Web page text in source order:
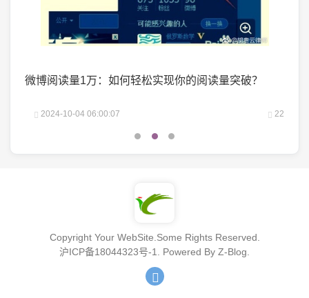
微博阅读量1万：如何轻松实现你的阅读量突破？
2024-10-04 06:00:07 22
Copyright Your WebSite.Some Rights Reserved.
沪ICP备18044323号-1
. Powered By Z-Blog